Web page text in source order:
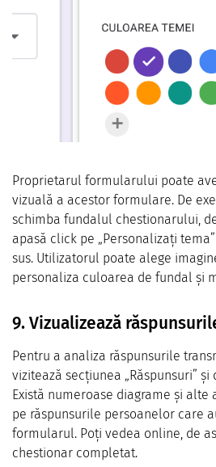
Proprietarul formularului poate
vizuală a acestor formulare. De
schimba fundalul chestionarului,
apasă click pe „Personalizați
sus. Utilizatorul poate alege
personaliza culoarea de fundal și
9. Vizualizează
Pentru a analiza răspunsurile
vizitează secțiunea „Răspunsuri” și
Există numeroase diagrame și alte
pe răspunsurile persoanelor care
formularul. Poți vedea online, de
chestionar completat.